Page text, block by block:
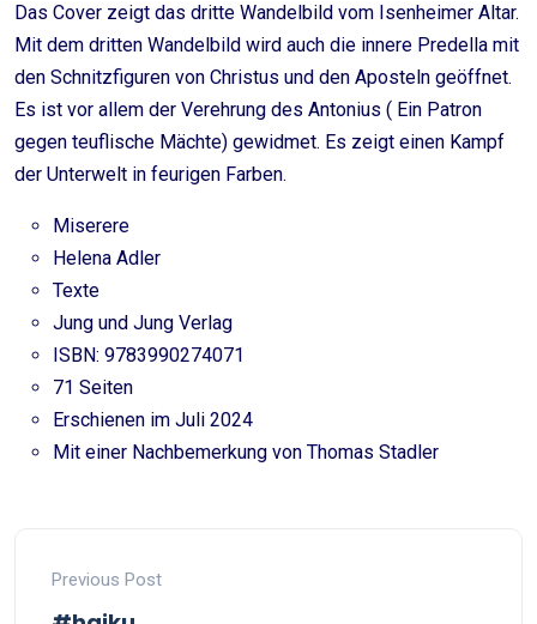
Das Cover zeigt das dritte Wandelbild vom Isenheimer Altar.
Mit dem dritten Wandelbild wird auch die innere Predella mit
den Schnitzfiguren von Christus und den Aposteln geöffnet.
Es ist vor allem der Verehrung des Antonius ( Ein Patron
gegen teuflische Mächte) gewidmet. Es zeigt einen Kampf
der Unterwelt in feurigen Farben.
Miserere
Helena Adler
Texte
Jung und Jung Verlag
ISBN: 9783990274071
71 Seiten
Erschienen im Juli 2024
Mit einer Nachbemerkung von Thomas Stadler
Previous Post